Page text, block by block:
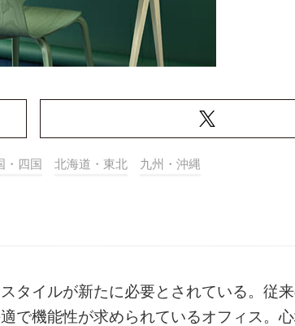
・四国 北海道・東北 九州・沖縄
タイルが新たに必要とされている。従
で機能性が求められているオフィス。